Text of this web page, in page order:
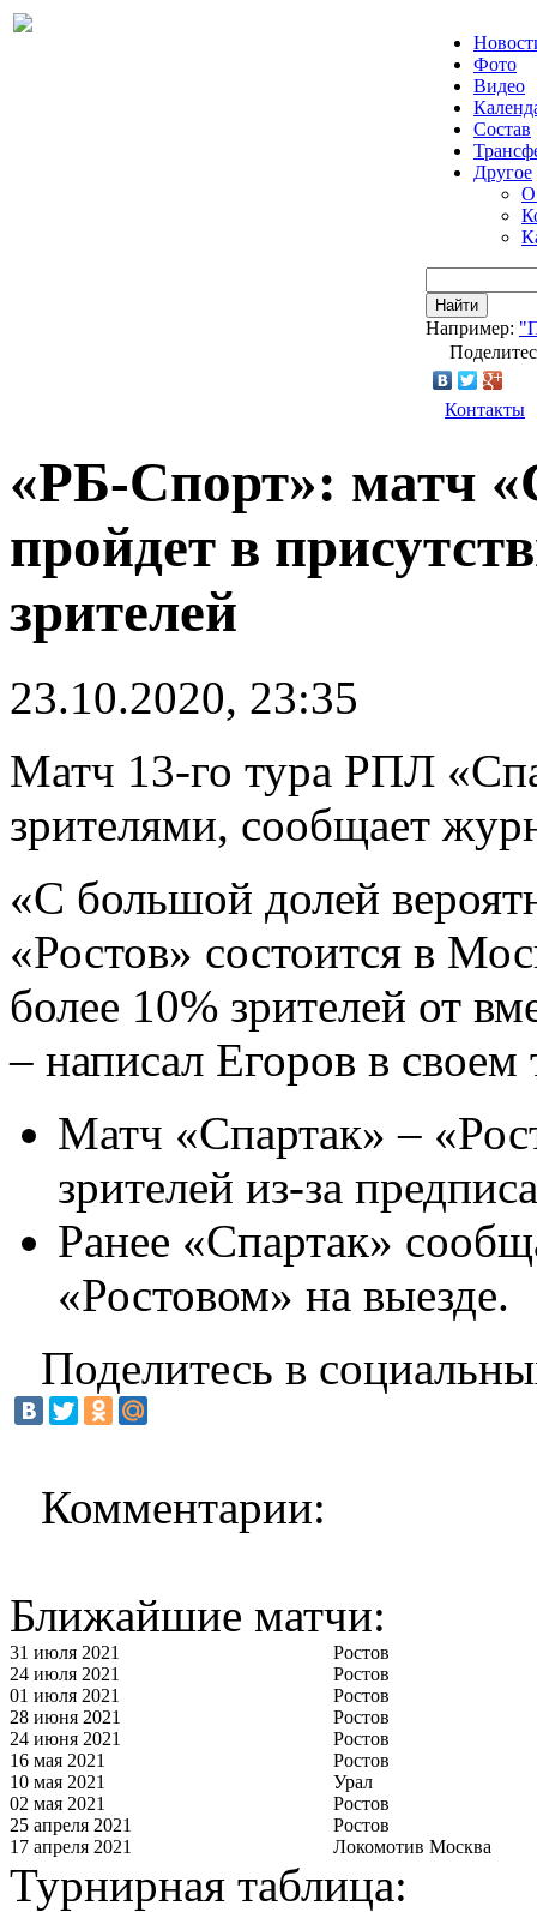
Фото
Видео
Состав
Другое
О
Найти
Например:
Контакты
«РБ-Спорт»: матч
пройдeт в
зрителей
23.10.2020, 23:35
Матч 13-го тура РПЛ
зрителями, сообщает
«С большой долей
«Ростов» состоится в
более 10% зрителей от
– написал Егоров в своем
Матч «Спартак» –
зрителей из-за
Ранее «Спартак»
«Ростовом» на выезде.
Поделитесь в
Комментарии:
Ближайшие матчи:
31 июля 2021
Ростов
24 июля 2021
Ростов
01 июля 2021
Ростов
28 июня 2021
Ростов
24 июня 2021
Ростов
16 мая 2021
Ростов
10 мая 2021
Урал
02 мая 2021
Ростов
25 апреля 2021
Ростов
17 апреля 2021
Локомотив Москва
Турнирная таблица: